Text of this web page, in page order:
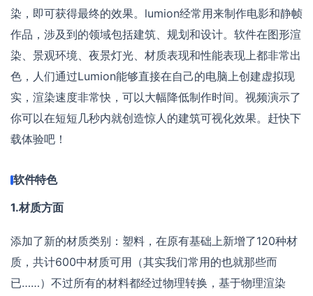
染，即可获得最终的效果。lumion经常用来制作电影和静帧
作品，涉及到的领域包括建筑、规划和设计。软件在图形渲
染、景观环境、夜景灯光、材质表现和性能表现上都非常出
色，人们通过Lumion能够直接在自己的电脑上创建虚拟现
实，渲染速度非常快，可以大幅降低制作时间。视频演示了
你可以在短短几秒内就创造惊人的建筑可视化效果。赶快下
载体验吧！
软件特色
1.材质方面
添加了新的材质类别：塑料，在原有基础上新增了120种材
质，共计600中材质可用（其实我们常用的也就那些而
已……）不过所有的材料都经过物理转换，基于物理渲染